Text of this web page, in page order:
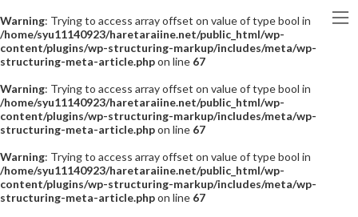
Warning: Trying to access array offset on value of type bool in
/home/syu11140923/haretaraiine.net/public_html/wp-
content/plugins/wp-structuring-markup/includes/meta/wp-
structuring-meta-article.phpon line 67
Warning: Trying to access array offset on value of type bool in
/home/syu11140923/haretaraiine.net/public_html/wp-
content/plugins/wp-structuring-markup/includes/meta/wp-
structuring-meta-article.phpon line 67
Warning: Trying to access array offset on value of type bool in
/home/syu11140923/haretaraiine.net/public_html/wp-
content/plugins/wp-structuring-markup/includes/meta/wp-
structuring-meta-article.phpon line 67